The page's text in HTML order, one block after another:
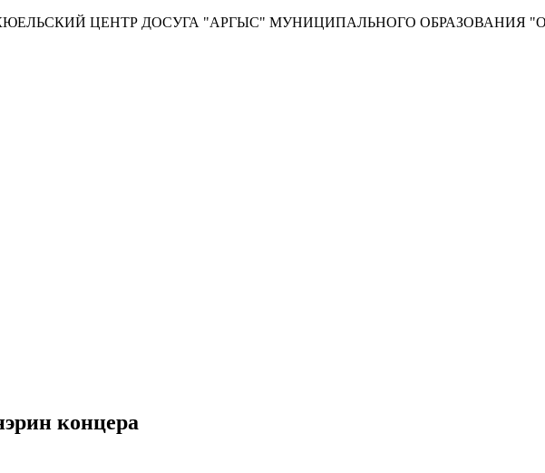
ЦЕНТР ДОСУГА "АРГЫС" МУНИЦИПАЛЬНОГО ОБРАЗОВАНИЯ
концера